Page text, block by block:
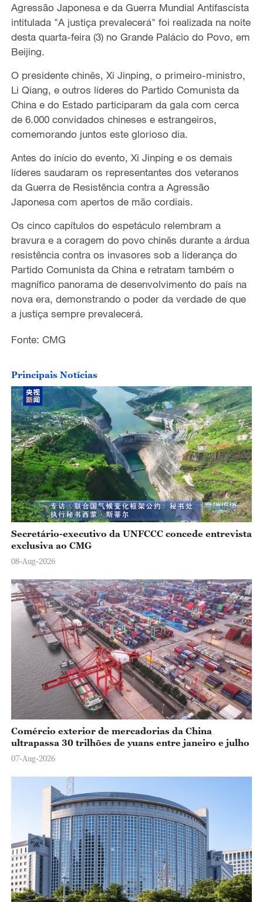
Agressão Japonesa e da Guerra Mundial Antifascista
intitulada "A justiça prevalecerá" foi realizada na noite
desta quarta-feira (3) no Grande Palácio do Povo, em
Beijing.
O presidente chinês, Xi Jinping, o primeiro-ministro,
Li Qiang, e outros líderes do Partido Comunista da
China e do Estado participaram da gala com cerca
de 6.000 convidados chineses e estrangeiros,
comemorando juntos este glorioso dia.
Antes do início do evento, Xi Jinping e os demais
líderes saudaram os representantes dos veteranos
da Guerra de Resistência contra a Agressão
Japonesa com apertos de mão cordiais.
Os cinco capítulos do espetáculo relembram a
bravura e a coragem do povo chinês durante a árdua
resistência contra os invasores sob a liderança do
Partido Comunista da China e retratam também o
magnífico panorama de desenvolvimento do país na
nova era, demonstrando o poder da verdade de que
a justiça sempre prevalecerá.
Fonte: CMG
Principais Notícias
Secretário-executivo da UNFCCC concede entrevista
exclusiva ao CMG
08-Aug-2026
Comércio exterior de mercadorias da China
ultrapassa 30 trilhões de yuans entre janeiro e julho
07-Aug-2026